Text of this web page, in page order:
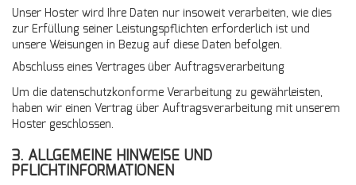
Unser Hoster wird Ihre Daten nur insoweit verarbeiten, wie dies
zur Erfüllung seiner Leistungspflichten erforderlich ist und
unsere Weisungen in Bezug auf diese Daten befolgen.
Abschluss eines Vertrages über Auftragsverarbeitung
Um die datenschutzkonforme Verarbeitung zu gewährleisten,
haben wir einen Vertrag über Auftragsverarbeitung mit unserem
Hoster geschlossen.
3. ALLGEMEINE HINWEISE UND
PFLICHTINFORMATIONEN